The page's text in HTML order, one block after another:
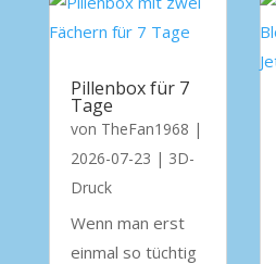
Pillenbox für 7
Tage
von TheFan1968 |
2026-07-23 | 3D-
Druck
Wenn man erst
einmal so tüchtig